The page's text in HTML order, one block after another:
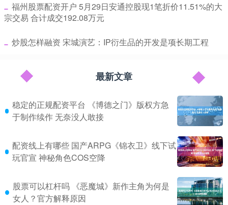
​福州股票配资开户 5月29日安通控股现1笔折价11.51%的大
宗交易 合计成交192.08万元
​炒股怎样融资 宋城演艺：IP衍生品的开发是项长期工程
最新文章
稳定的正规配资平台 《博德之门》版权方急
于制作续作 无奈没人敢接
配资线上有哪些 国产ARPG《锦衣卫》线下试
玩官宣 神秘角色COS空降
股票可以杠杆吗 《恶魔城》新作主角为何是
女人？官方解释原因